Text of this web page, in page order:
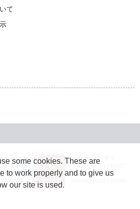
て
JASRAC許諾番号：
9024936001Y45037
JASRAC許諾番号：
some cookies. These are
to work properly and to give us
our site is used.